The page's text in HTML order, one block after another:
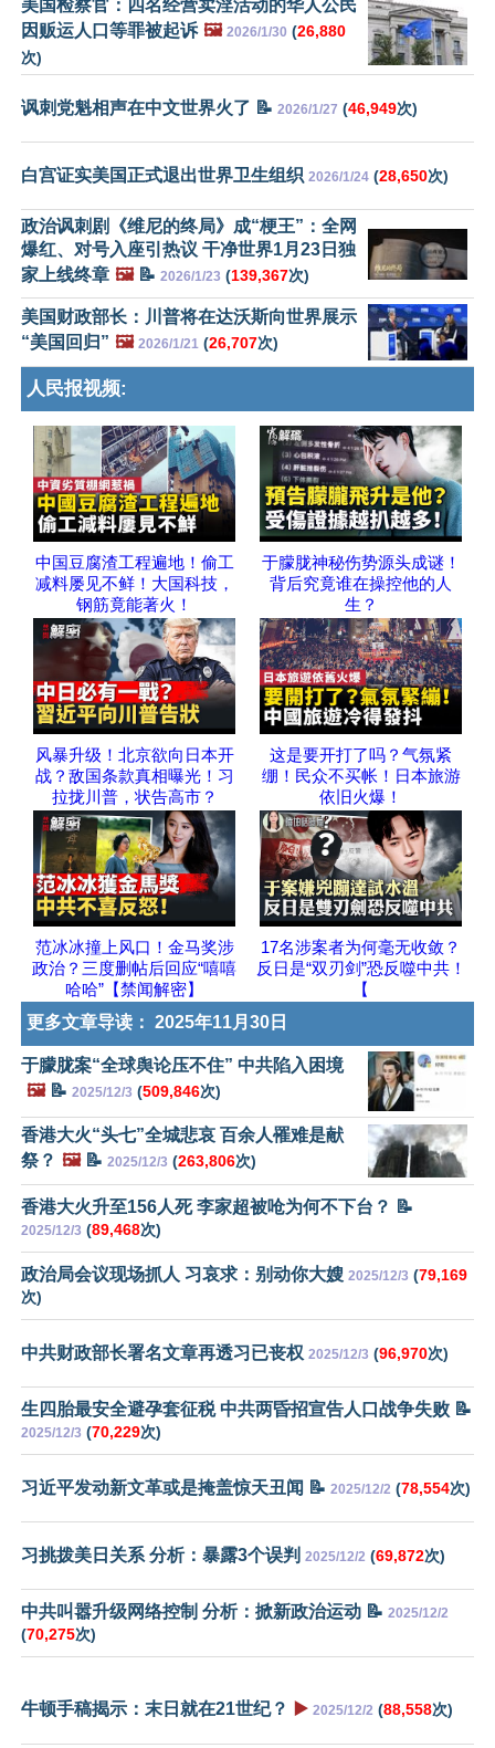
美国检察官：四名经营卖淫活动的华人公民
因贩运人口等罪被起诉 🖼️ 2026/1/30 (26,880
次)
讽刺党魁相声在中文世界火了 📝 2026/1/27 (46,949次)
白宫证实美国正式退出世界卫生组织 2026/1/24 (28,650次)
政治讽刺剧《维尼的终局》成“梗王”：全网
爆红、对号入座引热议 干净世界1月23日独
家上线终章 🖼️📝 2026/1/23 (139,367次)
美国财政部长：川普将在达沃斯向世界展示
“美国回归” 🖼️ 2026/1/21 (26,707次)
人民报视频:
中国豆腐渣工程遍地！偷工
减料屡见不鲜！大国科技，
钢筋竟能著火！
于朦胧神秘伤势源头成谜！
背后究竟谁在操控他的人
生？
风暴升级！北京欲向日本开
战？敌国条款真相曝光！习
拉拢川普，状告高市？
这是要开打了吗？气氛紧
绷！民众不买帐！日本旅游
依旧火爆！
范冰冰撞上风口！金马奖涉
政治？三度删帖后回应“嘻嘻
哈哈”【禁闻解密】
17名涉案者为何毫无收敛？
反日是“双刃剑”恐反噬中共！
【
更多文章导读： 2025年11月30日
于朦胧案“全球舆论压不住” 中共陷入困境
🖼️📝 2025/12/3 (509,846次)
香港大火“头七”全城悲哀 百余人罹难是献
祭？ 🖼️📝 2025/12/3 (263,806次)
香港大火升至156人死 李家超被呛为何不下台？ 📝
2025/12/3 (89,468次)
政治局会议现场抓人 习哀求：别动你大嫂 2025/12/3 (79,169
次)
中共财政部长署名文章再透习已丧权 2025/12/3 (96,970次)
生四胎最安全避孕套征税 中共两昏招宣告人口战争失败 📝
2025/12/3 (70,229次)
习近平发动新文革或是掩盖惊天丑闻 📝 2025/12/2 (78,554次)
习挑拨美日关系 分析：暴露3个误判 2025/12/2 (69,872次)
中共叫嚣升级网络控制 分析：掀新政治运动 📝 2025/12/2
(70,275次)
牛顿手稿揭示：末日就在21世纪？ ▶️ 2025/12/2 (88,558次)